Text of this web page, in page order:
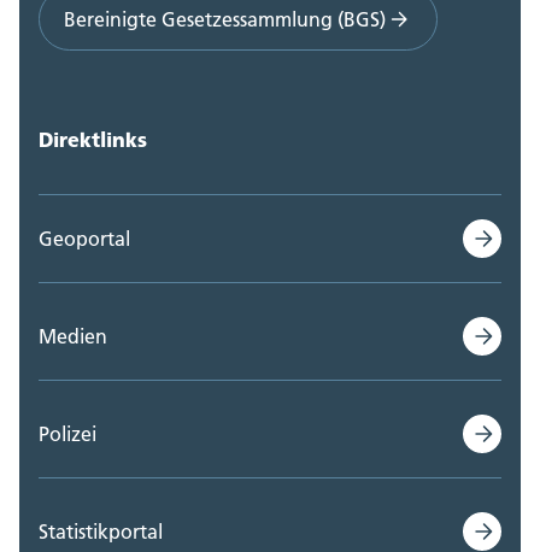
Bereinigte Gesetzessammlung (BGS)
Direktlinks
Geoportal
Medien
Polizei
Statistikportal